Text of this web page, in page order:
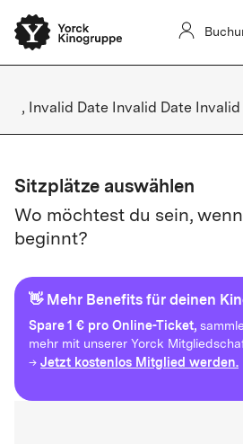
, Invalid Date Invalid Date Invalid
Sitzplätze auswählen
Wo möchtest du sein,
beginnt?
👋 Mehr Benefits für deinen
Spare1 € pro Online-Ticket,
mehr mit unserer Yorck
→ Jetzt kostenlos Mitglied werden.